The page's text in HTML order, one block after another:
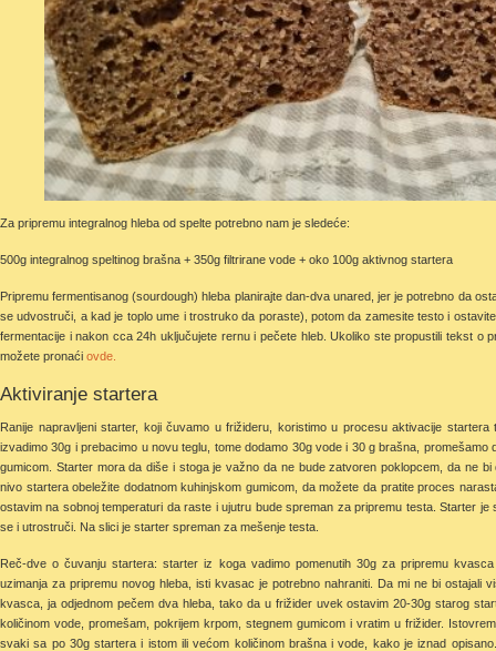
Za pripremu integralnog hleba od spelte potrebno nam je sledeće:
500g integralnog speltinog brašna + 350g filtrirane vode + oko 100g aktivnog startera
Pripremu fermentisanog (sourdough) hleba planirajte dan-dva unared, jer je potrebno da
se udvostruči, a kad je toplo ume i trostruko da poraste), potom da zamesite testo i
fermentacije i nakon cca 24h uključujete rernu i pečete hleb. Ukoliko ste propustili tekst o
možete pronaći ovde.
Aktiviranje startera
Ranije napravljeni starter, koji čuvamo u frižideru, koristimo u procesu aktivacije
izvadimo 30g i prebacimo u novu teglu, tome dodamo 30g vode i 30 g brašna,
gumicom. Starter mora da diše i stoga je važno da ne bude zatvoren poklopcem, da ne bi
nivo startera obeležite dodatnom kuhinjskom gumicom, da možete da pratite proces
ostavim na sobnoj temperaturi da raste i ujutru bude spreman za pripremu testa. Starter
se i utrostruči. Na slici je starter spreman za mešenje testa.
Reč-dve o čuvanju startera: starter iz koga vadimo pomenutih 30g za pripremu
uzimanja za pripremu novog hleba, isti kvasac je potrebno nahraniti. Da mi ne bi ostajali
kvasca, ja odjednom pečem dva hleba, tako da u frižider uvek ostavim 20-30g starog
količinom vode, promešam, pokrijem krpom, stegnem gumicom i vratim u frižider.
svaki sa po 30g startera i istom ili većom količinom brašna i vode, kako je iznad